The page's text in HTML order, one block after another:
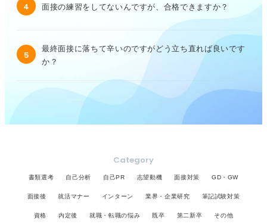
4 面接の練習をしてないんですが、合格できますか？
5
最終面接に落ちて辛いのですがどう立ち直れば良いです
か？
Category
書類選考 自己分析 自己PR 志望動機 面接対策 GD・GW
面接後 就活マナー インターン 業界・企業研究 筆記試験対策
資格 内定後 就職・転職の悩み 既卒 第二新卒 その他